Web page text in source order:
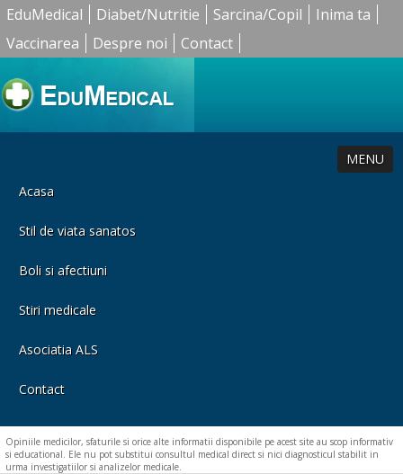
EduMedical Diabet/Nutritie Sarcina/Copil
Inima ta
Vaccinarea
Despre noi Contact
MENU
Acasa
Stil de viata sanatos
Boli si afectiuni
Stiri medicale
Asociatia ALS
Contact
Opiniile medicilor, sfaturile si orice alte informatii disponibile pe acest site au scop informativ
si educational. Ele nu pot substitui consultul medical direct si nici diagnosticul stabilit in
urma investigatiilor si analizelor medicale.